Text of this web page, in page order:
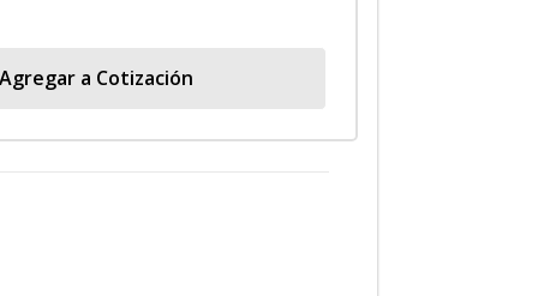
Agregar a Cotización